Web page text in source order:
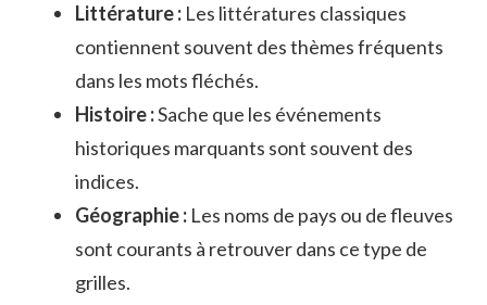
Littérature : Les littératures classiques
contiennent souvent des thèmes fréquents
dans les mots fléchés.
Histoire :Sache que les événements
historiques marquants sont souvent des
indices.
Géographie : Les noms de pays ou de fleuves
sont courants à retrouver dans ce type de
grilles.